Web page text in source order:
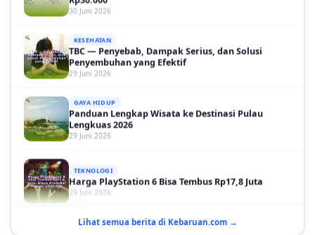
KESEHATAN
Penyembuhan yang Efektif
29 Juni 2026
GAYA HIDUP
Lengkuas 2026
29 Juni 2026
29 Juni 2026
Terduga
Lihat semua berita di Kebaruan.com →